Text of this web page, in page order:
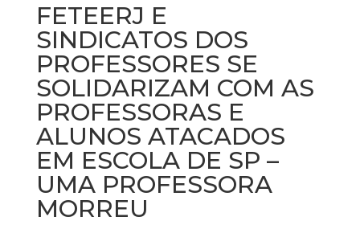
FETEERJ E
SINDICATOS DOS
PROFESSORES SE
SOLIDARIZAM COM AS
PROFESSORAS E
ALUNOS ATACADOS
EM ESCOLA DE SP –
UMA PROFESSORA
MORREU